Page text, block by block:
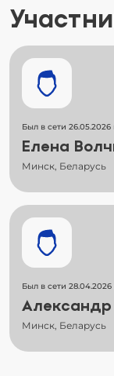
Был в сети 26.05.2026
Елена
Минск, Беларусь
Был в сети 28.04.2026
Александр
Минск, Беларусь